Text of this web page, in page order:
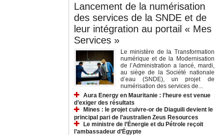
Lancement de la numérisation
des services de la SNDE et de
leur intégration au portail « Mes
Services »
Le ministère de la Transformation
numérique et de la Modernisation
de l’Administration a lancé, mardi,
au siège de la Société nationale
d’eau (SNDE), un projet de
numérisation des services de...
Aura Energy en Mauritanie : l’heure est venue
d’exiger des résultats
Mines : le projet cuivre-or de Diaguili devient le
principal pari de l’australien Zeus Resources
Le ministre de l’Énergie et du Pétrole reçoit
l’ambassadeur d’Égypte